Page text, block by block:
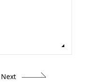
Next